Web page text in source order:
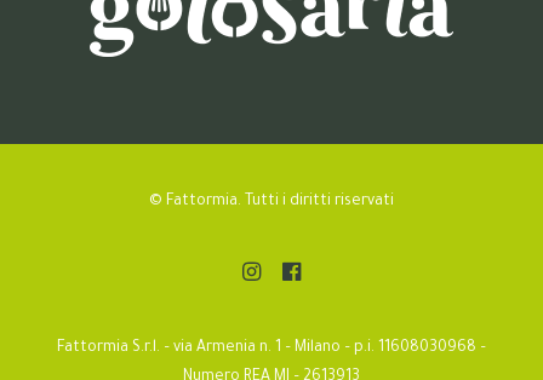
© Fattormia. Tutti i diritti riservati
Fattormia S.r.l. – via Armenia n. 1 – Milano – p.i. 11608030968 –